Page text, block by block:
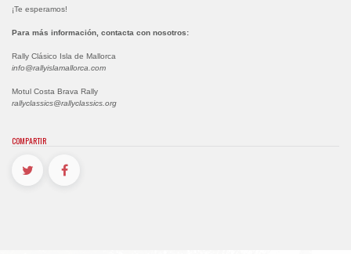
¡Te esperamos!
Para más información, contacta con nosotros:
Rally Clásico Isla de Mallorca
info@rallyislamallorca.com
Motul Costa Brava Rally
rallyclassics@rallyclassics.org
COMPARTIR